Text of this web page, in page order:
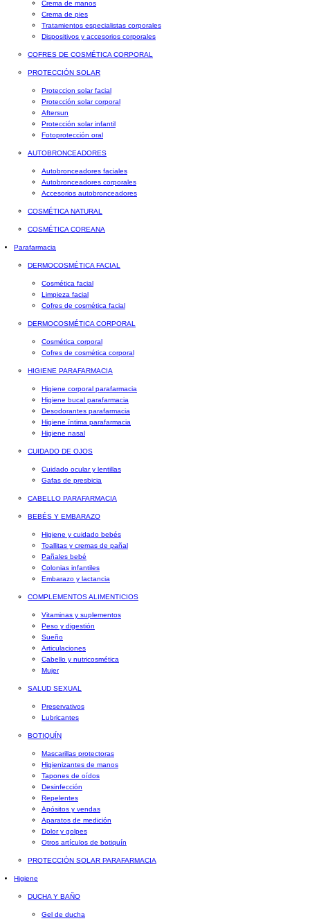
Crema de manos
Crema de pies
Tratamientos especialistas corporales
Dispositivos y accesorios corporales
COFRES DE COSMÉTICA CORPORAL
PROTECCIÓN SOLAR
Proteccion solar facial
Protección solar corporal
Aftersun
Protección solar infantil
Fotoprotección oral
AUTOBRONCEADORES
Autobronceadores faciales
Autobronceadores corporales
Accesorios autobronceadores
COSMÉTICA NATURAL
COSMÉTICA COREANA
Parafarmacia
DERMOCOSMÉTICA FACIAL
Cosmética facial
Limpieza facial
Cofres de cosmética facial
DERMOCOSMÉTICA CORPORAL
Cosmética corporal
Cofres de cosmética corporal
HIGIENE PARAFARMACIA
Higiene corporal parafarmacia
Higiene bucal parafarmacia
Desodorantes parafarmacia
Higiene íntima parafarmacia
Higiene nasal
CUIDADO DE OJOS
Cuidado ocular y lentillas
Gafas de presbicia
CABELLO PARAFARMACIA
BEBÉS Y EMBARAZO
Higiene y cuidado bebés
Toallitas y cremas de pañal
Pañales bebé
Colonias infantiles
Embarazo y lactancia
COMPLEMENTOS ALIMENTICIOS
Vitaminas y suplementos
Peso y digestión
Sueño
Articulaciones
Cabello y nutricosmética
Mujer
SALUD SEXUAL
Preservativos
Lubricantes
BOTIQUÍN
Mascarillas protectoras
Higienizantes de manos
Tapones de oídos
Desinfección
Repelentes
Apósitos y vendas
Aparatos de medición
Dolor y golpes
Otros artículos de botiquín
PROTECCIÓN SOLAR PARAFARMACIA
Higiene
DUCHA Y BAÑO
Gel de ducha